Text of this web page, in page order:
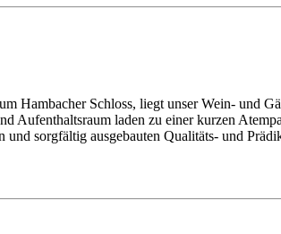
Hambacher Schloss, liegt unser Wein- und
laden zu einer kurzen
sorgfältig ausgebauten Qualitäts- und